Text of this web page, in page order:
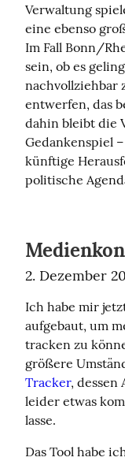
Verwaltung
eine ebenso
Im Fall Bonn/
sein, ob es
nachvollziehbar
entwerfen, das
dahin bleibt die
Gedankenspiel
künftige
politische
2. Dezember
Ich habe mir
aufgebaut, um
tracken zu
größere
Tracker, dessen
leider etwas
lasse.
Das Tool habe